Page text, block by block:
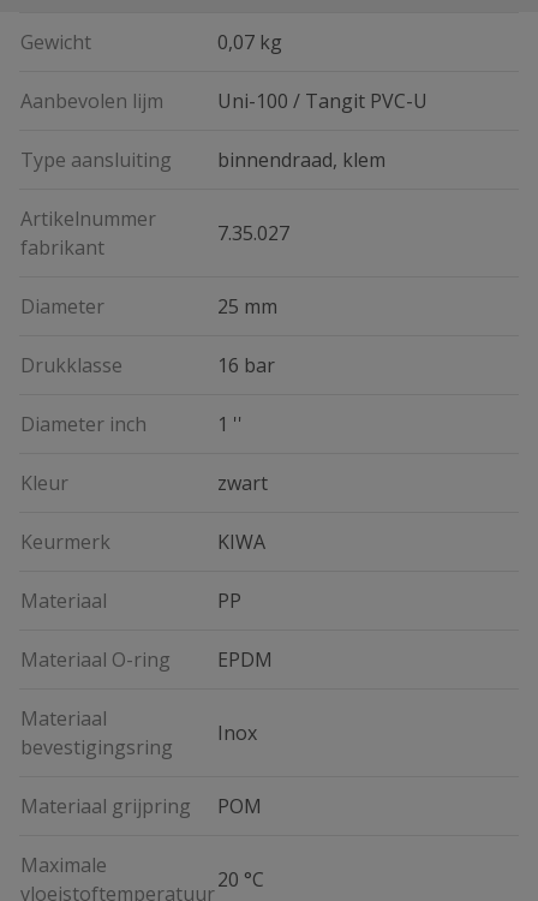
Gewicht 0,07 kg
Aanbevolen lijm Uni-100 / Tangit PVC-U
Type aansluiting binnendraad, klem
Artikelnummer
fabrikant
7.35.027
Diameter 25 mm
Drukklasse 16 bar
Diameter inch 1 ''
Kleur zwart
Keurmerk KIWA
Materiaal PP
Materiaal O-ring EPDM
Materiaal
bevestigingsring
Inox
Materiaal grijpring POM
Maximale
vloeistoftemperatuur
20 °C